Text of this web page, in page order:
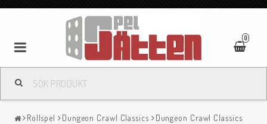
0
Rollspel Dungeon Crawl Classics
Dungeon Crawl Classics